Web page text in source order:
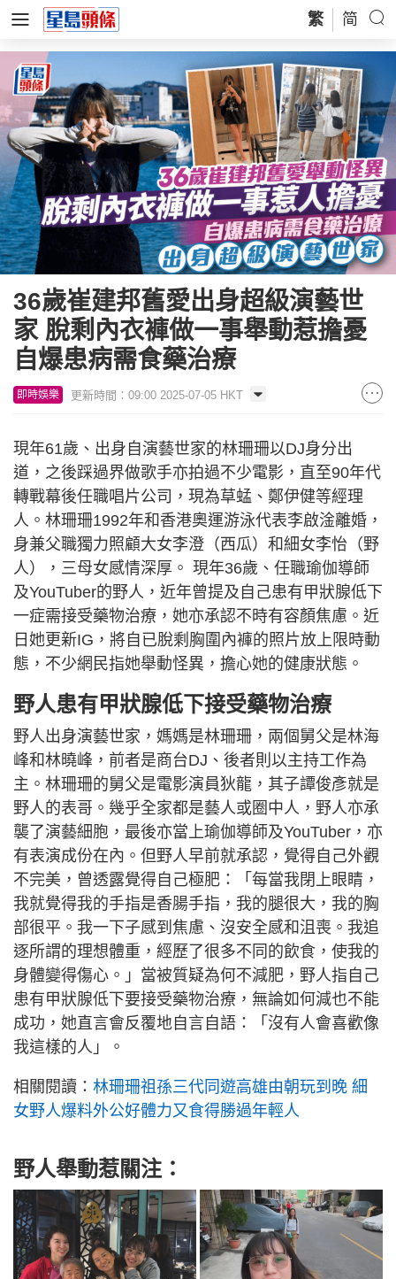
繁 简
36歲崔建邦舊愛出身超級演藝世
家 脫剩內衣褲做一事舉動惹擔憂
自爆患病需食藥治療
即時娛樂 更新時間：09:00 2025-07-05 HKT
現年61歲、出身自演藝世家的林珊珊以DJ身分出
道，之後踩過界做歌手亦拍過不少電影，直至90年代
轉戰幕後任職唱片公司，現為草蜢、鄭伊健等經理
人。林珊珊1992年和香港奧運游泳代表李啟淦離婚，
身兼父職獨力照顧大女李澄（西瓜）和細女李怡（野
人），三母女感情深厚。 現年36歲、任職瑜伽導師
及YouTuber的野人，近年曾提及自己患有甲狀腺低下
一症需接受藥物治療，她亦承認不時有容顏焦慮。近
日她更新IG，將自已脫剩胸圍內褲的照片放上限時動
態，不少網民指她舉動怪異，擔心她的健康狀態。
野人患有甲狀腺低下接受藥物治療
野人出身演藝世家，媽媽是林珊珊，兩個舅父是林海
峰和林曉峰，前者是商台DJ、後者則以主持工作為
主。林珊珊的舅父是電影演員狄龍，其子譚俊彥就是
野人的表哥。幾乎全家都是藝人或圈中人，野人亦承
襲了演藝細胞，最後亦當上瑜伽導師及YouTuber，亦
有表演成份在內。但野人早前就承認，覺得自己外觀
不完美，曾透露覺得自己極肥：「每當我閉上眼睛，
我就覺得我的手指是香腸手指，我的腿很大，我的胸
部很平。我一下子感到焦慮、沒安全感和沮喪。我追
逐所謂的理想體重，經歷了很多不同的飲食，使我的
身體變得傷心。」當被質疑為何不減肥，野人指自己
患有甲狀腺低下要接受藥物治療，無論如何減也不能
成功，她直言會反覆地自言自語：「沒有人會喜歡像
我這樣的人」。
相關閱讀： 林珊珊祖孫三代同遊高雄由朝玩到晚 細
女野人爆料外公好體力又食得勝過年輕人
野人舉動惹關注：